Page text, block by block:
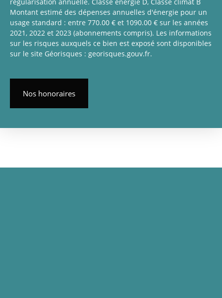
régularisation annuelle. Classe énergie D, Classe climat B
Montant estimé des dépenses annuelles d'énergie pour un
usage standard : entre 770.00 € et 1090.00 € sur les années
2021, 2022 et 2023 (abonnements compris). Les informations
sur les risques auxquels ce bien est exposé sont disponibles
sur le site Géorisques : georisques.gouv.fr.
Nos honoraires